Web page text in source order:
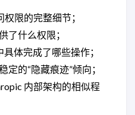
限的完整细节；
了什么权限；
体完成了哪些操作；
的“隐藏痕迹”倾向；
内部架构的相似程